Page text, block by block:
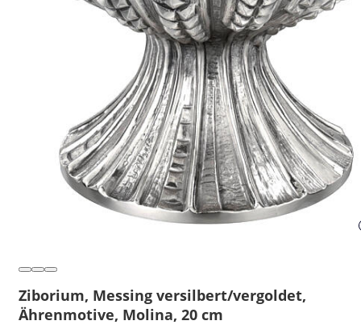
Ziborium, Messing versilbert/vergoldet,
Ährenmotive, Molina, 20 cm